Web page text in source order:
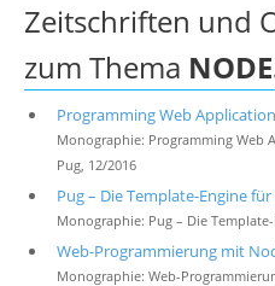
Zeitschriften und
zum Thema
Programming Web
Monographie: Programming Web
Pug, 12/2016
Pug – Die Template-Engine
Monographie: Pug – Die
Web-Programmierung mit
Monographie: Web-